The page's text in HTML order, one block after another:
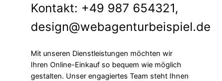
Kontakt: +49 987 654321,
design@webagenturbeispiel.de
Mit unseren Dienstleistungen möchten wir
Ihren Online-Einkauf so bequem wie möglich
gestalten. Unser engagiertes Team steht Ihnen